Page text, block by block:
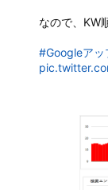
なので、KW
#Googleアッ